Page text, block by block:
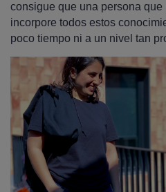
consigue que una persona
incorpore todos estos
poco tiempo ni a un nivel tan